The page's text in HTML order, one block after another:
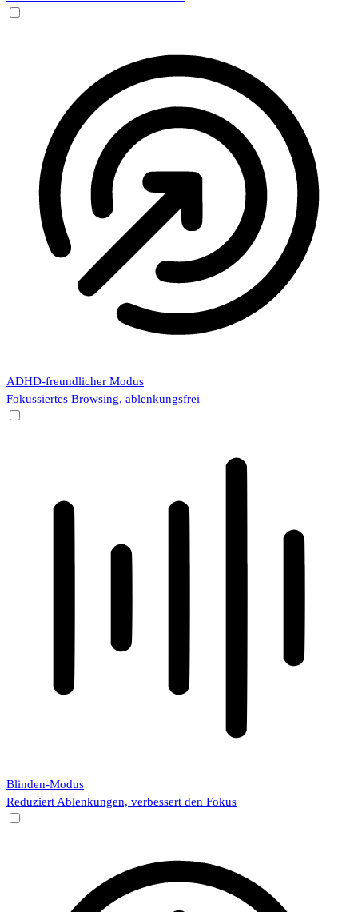
ADHD-freundlicher Modus
Fokussiertes Browsing, ablenkungsfrei
Blinden-Modus
Reduziert Ablenkungen, verbessert den Fokus